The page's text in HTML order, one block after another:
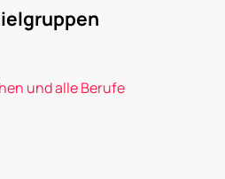
und alle Berufe